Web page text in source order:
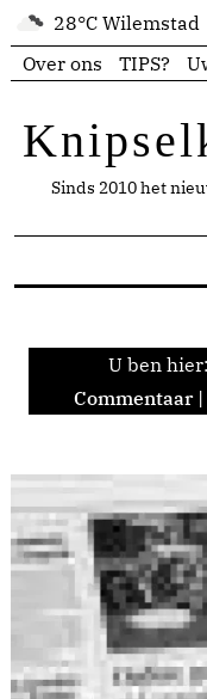
28°C Wilemstad
Over ons
TIPS?
Sinds 2010 het
U ben hier:
Commentaar